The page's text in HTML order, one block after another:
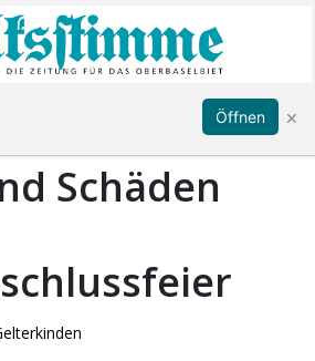
Abonnieren Anmelden
Schäden
Öffnen ×